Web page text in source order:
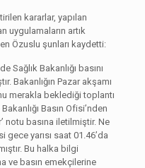
kararlar, yapılan
uygulamaların artık
Özuslu şunları kaydetti:
Bakanlığı basını
Bakanlığın Pazar akşamı
merakla beklediği toplantı
Basın Ofisi’nden
notu basına iletilmiştir. Ne
gece yarısı saat 01.46’da
Bu halka bilgi
ve basın emekçilerine